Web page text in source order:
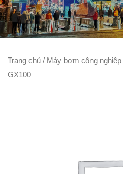
Trang chủ / Máy bơm công nghiệp
GX100